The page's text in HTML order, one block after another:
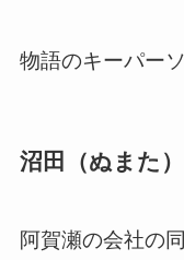
物語のキーパー
沼田（ぬまた）
阿賀瀬の会社の